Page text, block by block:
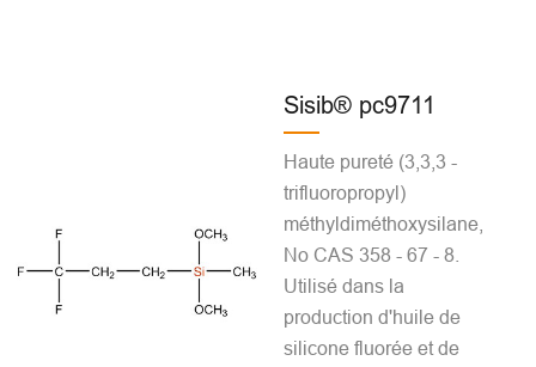
Sisib® pc9711
Haute pureté (3,3,3 -
trifluoropropyl)
méthyldiméthoxysilane,
No CAS 358 - 67 - 8.
Utilisé dans la
production d'huile de
silicone fluorée et de